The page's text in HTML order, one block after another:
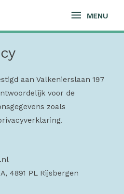
MENU
MENU
aan Valkenierslaan 197
voor de
zoals
4891 PL Rijsbergen